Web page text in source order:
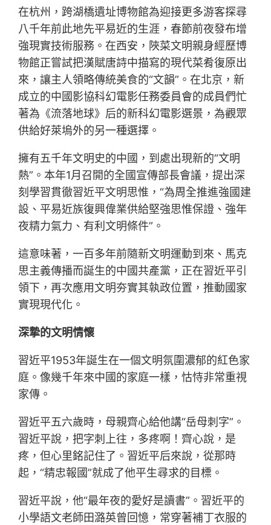
在杭州，跨湖橋遺址博物館為迎接更多游客探尋
八千年前此地先平易近的生涯，春節前夜發布增
強現實技術服務。在西安，陜菜文明親身經歷博
物館正嘗試把漢賦唐詩中描寫的現代菜肴復原出
來，讓主人領略傳統美食的“文韻”。在北京，新
成立的中國影協科幻電影任務委員會的成員們忙
著為《流落地球》后的新科幻電影選景，為觀眾
供給好萊塢外的另一種選擇。
擁有五千年文明史的中國，到處出現新的“文明
熱”。本年1月召開的全國宣傳部長會議，提出深
刻學習貫徹習近平文明思惟，“為周全推進強國建
設、平易近族復興偉業供給堅強思惟保證、強年
夜精力氣力、有利文明條件”。
這意味著，一百多年前隨新文明運動到來、馬克
思主義傳播而誕生的中國共產黨，正在習近平引
領下，再次應用文明夯實其執政位置，推動國家
實現現代化。
深摯的文明情懷
習近平1953年誕生在一個文明氛圍濃郁的紅色家
庭。像幾千年來中國的家庭一樣，怙恃非常重視
家傳。
習近平五六歲時，母親齊心給他講“岳母刺字”。
習近平說，把字刺上往，多疼啊！齊心說，是
疼，但心里銘記住了。習近平后來說，從那時
起，“精忠報國”就成了他平生尋求的目標。
習近平說，他“最年夜的愛好是讀書”。習近平的
小學語文老師田潞英曾回憶，常穿著補丁衣服的